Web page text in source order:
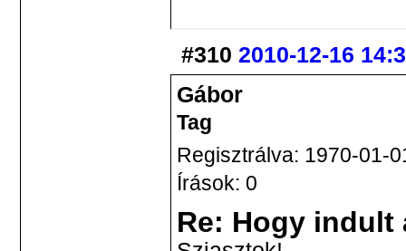
#310 2010-12-16
Gábor
Tag
Regisztrálva: 1970-01-
Írások: 0
Re: Hogy indult